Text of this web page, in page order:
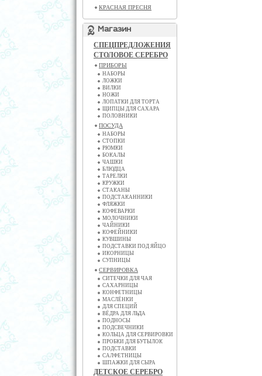
КРАСНАЯ ПРЕСНЯ
Магазин
СПЕЦПРЕДЛОЖЕНИЯ
СТОЛОВОЕ СЕРЕБРО
ПРИБОРЫ
НАБОРЫ
ЛОЖКИ
ВИЛКИ
НОЖИ
ЛОПАТКИ ДЛЯ ТОРТА
ЩИПЦЫ ДЛЯ САХАРА
ПОЛОВНИКИ
ПОСУДА
НАБОРЫ
СТОПКИ
РЮМКИ
БОКАЛЫ
ЧАШКИ
БЛЮДЦА
ТАРЕЛКИ
КРУЖКИ
СТАКАНЫ
ПОДСТАКАННИКИ
ФЛЯЖКИ
КОФЕВАРКИ
МОЛОЧНИКИ
ЧАЙНИКИ
КОФЕЙНИКИ
КУВШИНЫ
ПОДСТАВКИ ПОД ЯЙЦО
ИКОРНИЦЫ
СУПНИЦЫ
СЕРВИРОВКА
СИТЕЧКИ ДЛЯ ЧАЯ
САХАРНИЦЫ
КОНФЕТНИЦЫ
МАСЛЁНКИ
ДЛЯ СПЕЦИЙ
ВЁДРА ДЛЯ ЛЬДА
ПОДНОСЫ
ПОДСВЕЧНИКИ
КОЛЬЦА ДЛЯ СЕРВИРОВКИ
ПРОБКИ ДЛЯ БУТЫЛОК
ПОДСТАВКИ
САЛФЕТНИЦЫ
ШПАЖКИ ДЛЯ СЫРА
ДЕТСКОЕ СЕРЕБРО